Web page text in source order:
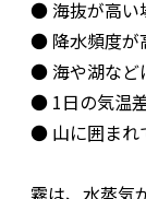
● 海抜が高い
● 降水頻度が
● 海や湖など
● 1日の気温
● 山に囲まれ
霧は、水蒸気